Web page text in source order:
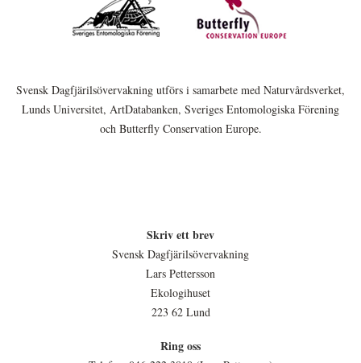
Svensk Dagfjärilsövervakning utförs i samarbete med Naturvårdsverket,
Lunds Universitet, ArtDatabanken, Sveriges Entomologiska Förening
och Butterfly Conservation Europe.
Skriv ett brev
Svensk Dagfjärilsövervakning
Lars Pettersson
Ekologihuset
223 62 Lund
Ring oss